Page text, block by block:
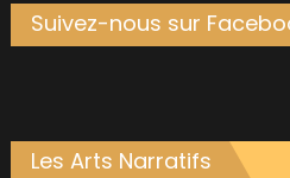
Suivez-nous sur
Les Arts Narratifs